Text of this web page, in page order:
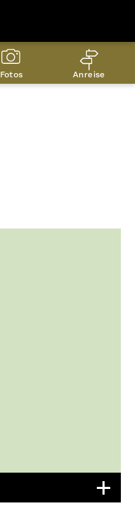
Fotos Anreise